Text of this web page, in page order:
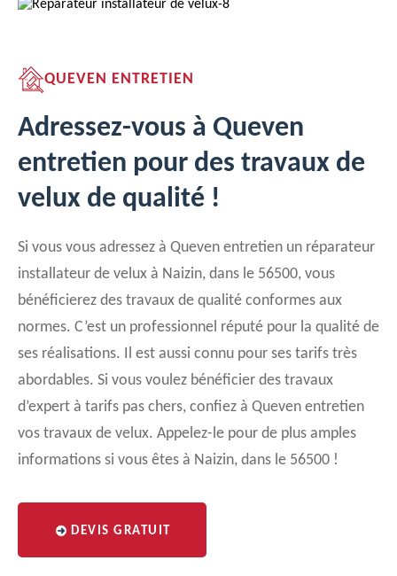
QUEVEN ENTRETIEN
Adressez-vous à Queven
entretien pour des travaux de
velux de qualité !
Si vous vous adressez à Queven entretien un réparateur
installateur de velux à Naizin, dans le 56500, vous
bénéficierez des travaux de qualité conformes aux
normes. C’est un professionnel réputé pour la qualité de
ses réalisations. Il est aussi connu pour ses tarifs très
abordables. Si vous voulez bénéficier des travaux
d’expert à tarifs pas chers, confiez à Queven entretien
vos travaux de velux. Appelez-le pour de plus amples
informations si vous êtes à Naizin, dans le 56500 !
DEVIS GRATUIT